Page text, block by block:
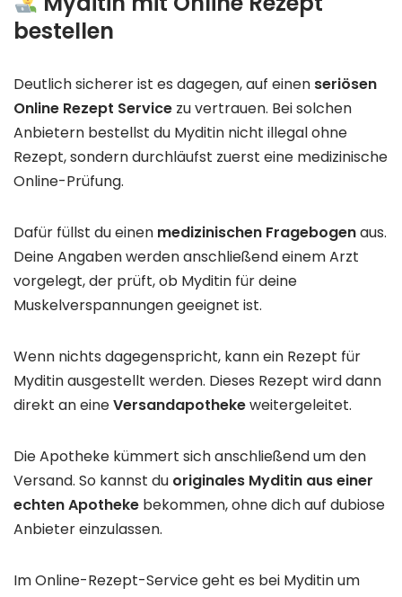
bestellen
Deutlich sicherer ist es dagegen, auf einen seriösen
Online Rezept Service zu vertrauen. Bei solchen
Anbietern bestellst du Myditin nicht illegal ohne
Rezept, sondern durchläufst zuerst eine medizinische
Online-Prüfung.
Dafür füllst du einen medizinischen Fragebogenaus.
Deine Angaben werden anschließend einem Arzt
vorgelegt, der prüft, ob Myditin für deine
Muskelverspannungen geeignet ist.
Wenn nichts dagegenspricht, kann ein Rezept für
Myditin ausgestellt werden. Dieses Rezept wird dann
direkt an eineVersandapothekeweitergeleitet.
Die Apotheke kümmert sich anschließend um den
Versand. So kannst du originales Myditin aus einer
echten Apotheke bekommen, ohne dich auf dubiose
Anbieter einzulassen.
Im Online-Rezept-Service geht es bei Myditin um